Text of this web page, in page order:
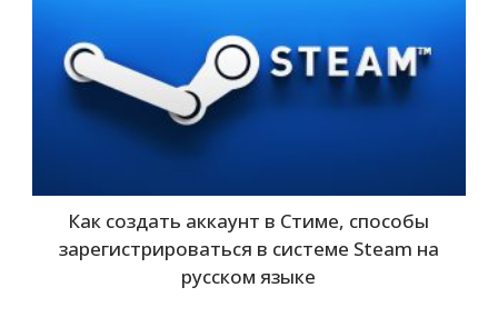
Как создать аккаунт в Стиме, способы
зарегистрироваться в системе Steam на
русском языке